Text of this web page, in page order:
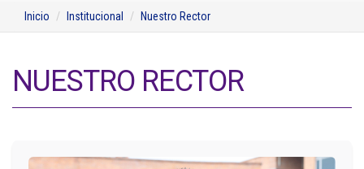
Inicio Institucional Nuestro Rector
NUESTRO RECTOR
Departamentos
Extensión
Bienestar